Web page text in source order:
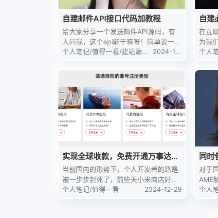
自建邮件API接口代码加教程
给大家分享一个发送邮件API源码，有
人问我，这个api能干嘛呀！简单说一下
吧，验证码，就比如网站用户注册或者
一个验证码，这个时候这个api就可以用
个人笔记/值得一看/建站源码
2024-12
自建
在互
为我
多用
服务
个人
实现全球收款，免费开通万事达虚
拟卡
当前国内的形势下，个人开发者的路是
被一步步封死了，前些天小米商店好像
开始限制个人开发者去上架作品。因
此，在平日里宇翔也接触到一些程序员
个人笔记/值得一看 2024-12-29
同时
对于
AME
内的
个人